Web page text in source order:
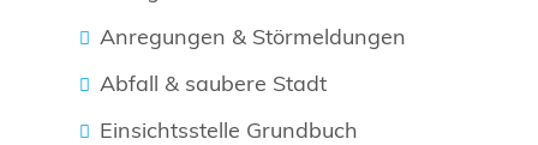
Anregungen & Störmeldungen
Abfall & saubere Stadt
Einsichtsstelle Grundbuch